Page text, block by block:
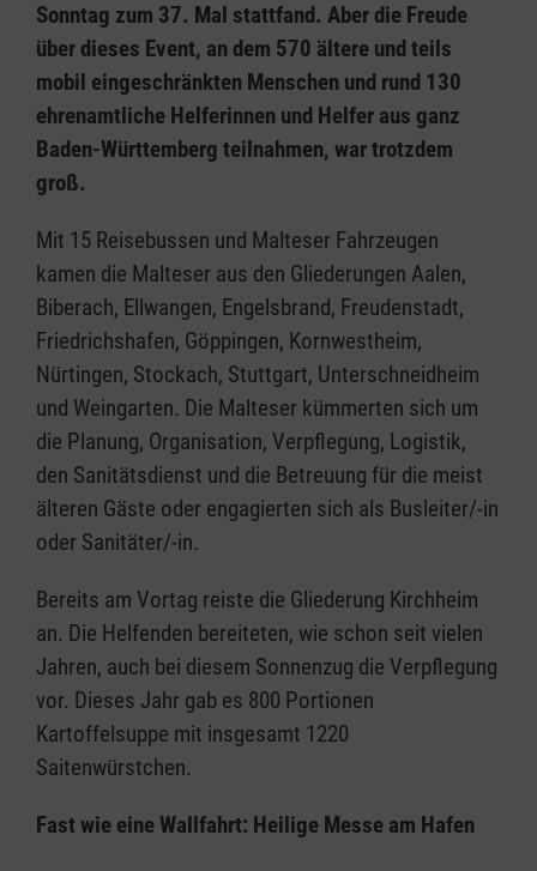
Sonntag zum 37. Mal stattfand. Aber die Freude
über dieses Event, an dem 570 ältere und teils
mobil eingeschränkten Menschen und rund 130
ehrenamtliche Helferinnen und Helfer aus ganz
Baden-Württemberg teilnahmen, war trotzdem
groß.
Mit 15 Reisebussen und Malteser Fahrzeugen
kamen die Malteser aus den Gliederungen Aalen,
Biberach, Ellwangen, Engelsbrand, Freudenstadt,
Friedrichshafen, Göppingen, Kornwestheim,
Nürtingen, Stockach, Stuttgart, Unterschneidheim
und Weingarten. Die Malteser kümmerten sich um
die Planung, Organisation, Verpflegung, Logistik,
den Sanitätsdienst und die Betreuung für die meist
älteren Gäste oder engagierten sich als Busleiter/-in
oder Sanitäter/-in.
Bereits am Vortag reiste die Gliederung Kirchheim
an. Die Helfenden bereiteten, wie schon seit vielen
Jahren, auch bei diesem Sonnenzug die Verpflegung
vor. Dieses Jahr gab es 800 Portionen
Kartoffelsuppe mit insgesamt 1220
Saitenwürstchen.
Fast wie eine Wallfahrt: Heilige Messe am Hafen